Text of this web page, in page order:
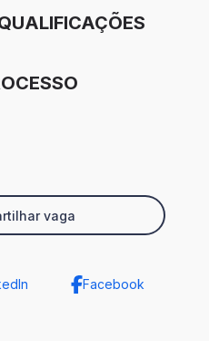
vaga
Facebook